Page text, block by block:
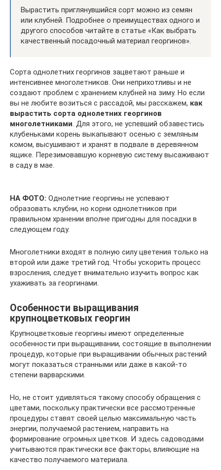
Вырастить приглянувшийся сорт можно из семян
или клубней. Подробнее о преимуществах одного и
другого способов читайте в статье «Как выбрать
качественный посадочный материал георгинов».
Сорта однолетних георгинов зацветают раньше и
интенсивнее многолетников. Они неприхотливы и не
создают проблем с хранением клубней на зиму. Но если
вы не любите возиться с рассадой, мы расскажем, как
вырастить сорта однолетних георгинов
многолетниками. Для этого, не успевший обзавестись
клубеньками корень выкапывают осенью с земляным
комом, высушивают и хранят в подвале в деревянном
ящике. Перезимовавшую корневую систему высаживают
в саду в мае.
НА ФОТО: Однолетние георгины не успевают
образовать клубни, но корни однолетников при
правильном хранении вполне пригодны для посадки в
следующем году.
Многолетники входят в полную силу цветения только на
второй или даже третий год. Чтобы ускорить процесс
взросления, следует внимательно изучить вопрос как
ухаживать за георгинами.
Особенности выращивания
крупноцветковых георгин
Крупноцветковые георгины имеют определенные
особенности при выращивании, состоящие в выполнении
процедур, которые при выращивании обычных растений
могут показаться странными или даже в какой-то
степени варварскими.
Но, не стоит удивляться такому способу обращения с
цветами, поскольку практически все рассмотренные
процедуры ставят своей целью максимальную часть
энергии, получаемой растением, направить на
формирование огромных цветков. И здесь садоводами
учитываются практически все факторы, влияющие на
качество получаемого материала.